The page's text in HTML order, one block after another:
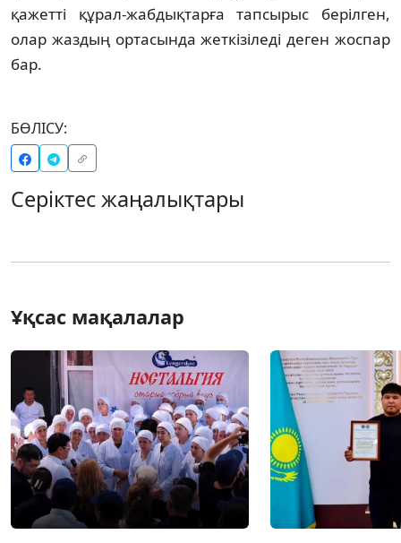
қажетті құрал-жабдықтарға тапсырыс берілген,
олар жаздың ортасында жеткізіледі деген жоспар
бар.
БӨЛІСУ:
Серіктес жаңалықтары
Ұқсас мақалалар